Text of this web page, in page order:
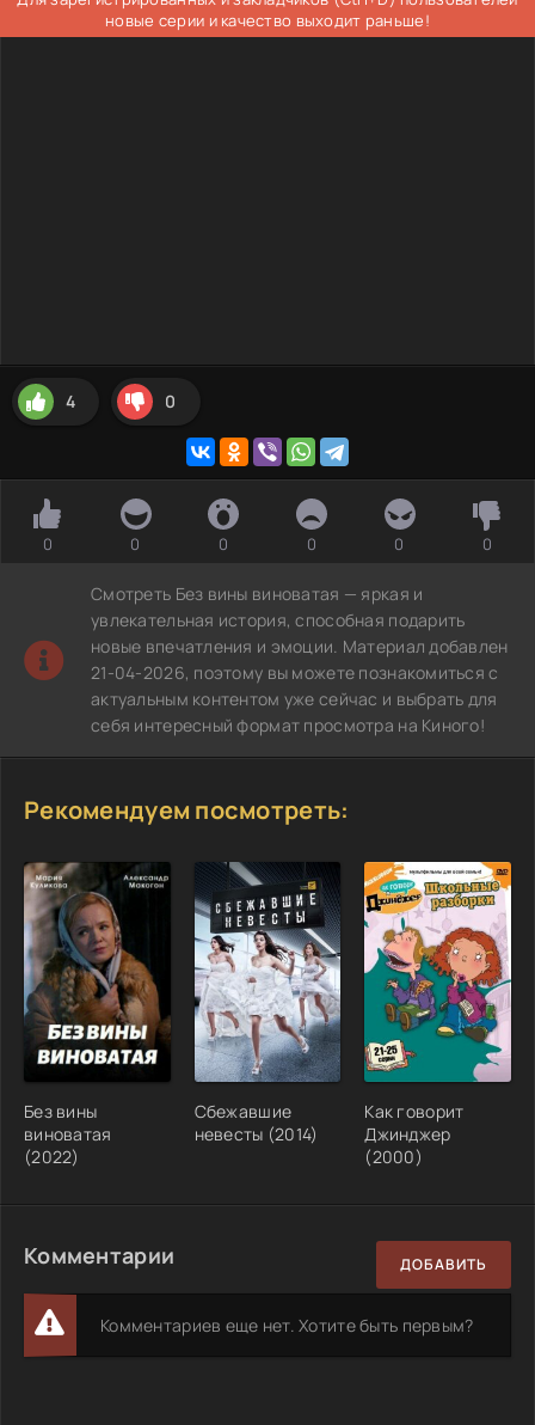
новые серии и качество выходит раньше!
4 0
0 0 0 0 0 0
Смотреть Без вины виноватая — яркая и
увлекательная история, способная подарить
новые впечатления и эмоции. Материал добавлен
21-04-2026, поэтому вы можете познакомиться с
актуальным контентом уже сейчас и выбрать для
себя интересный формат просмотра на Киного!
Рекомендуем посмотреть:
Без вины
виноватая
(2022)
Сбежавшие
невесты (2014)
Как говорит
Джинджер
(2000)
Комментарии ДОБАВИТЬ
Комментариев еще нет. Хотите быть первым?